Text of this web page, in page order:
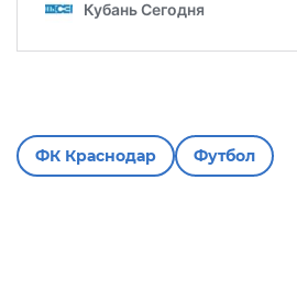
ФК Краснодар Футбол